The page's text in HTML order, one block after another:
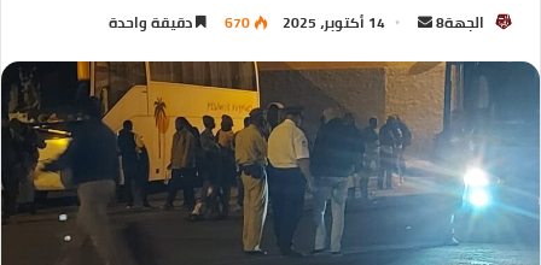
الجهة8 14 أكتوبر، 2025 670 دقيقة واحدة